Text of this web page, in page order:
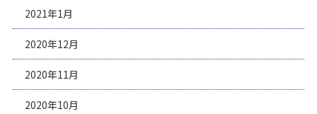
2021年1月
2020年12月
2020年11月
2020年10月